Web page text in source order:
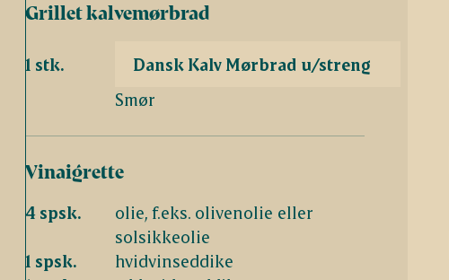
Grillet kalvemørbrad
1 stk.
Dansk Kalv Mørbrad u/streng
Smør
Vinaigrette
4 spsk.
olie, f.eks. olivenolie eller
solsikkeolie
1 spsk.
hvidvinseddike